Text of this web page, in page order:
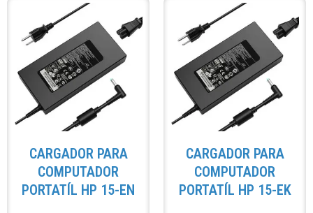
CARGADOR PARA
COMPUTADOR
PORTATÍL HP 15-EN
CARGADOR PARA
COMPUTADOR
PORTATÍL HP 15-EK